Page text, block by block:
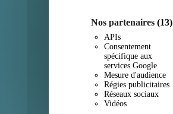
Nos partenaires (13)
APIs
Consentement
spécifique aux
services Google
Mesure d'audience
Régies publicitaires
Réseaux sociaux
Vidéos
Suivez-nous
Facebook
Instagram
LinkedIn